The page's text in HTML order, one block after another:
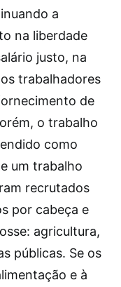
a
na liberdade
justo, na
trabalhadores
de
o trabalho
como
um trabalho
recrutados
por cabeça e
agricultura,
públicas. Se os
e à